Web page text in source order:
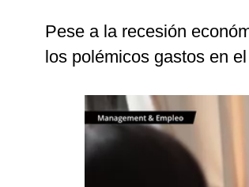
Pese a la recesión
los polémicos gastos en el